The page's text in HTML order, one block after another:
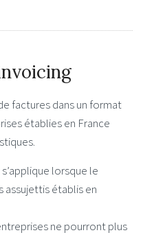
factures dans un format
établies en France
lorsque le
assujettis établis en
ne pourront plus